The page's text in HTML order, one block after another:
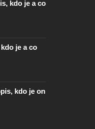
kdo je a co
je a co
kdo je on